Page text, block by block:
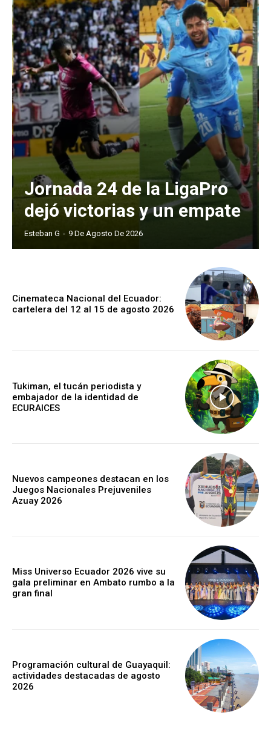
Jornada 24 de la LigaPro
dejó victorias y un empate
Esteban G - 9 De Agosto De 2026
Cinemateca Nacional del Ecuador:
cartelera del 12 al 15 de agosto 2026
Tukiman, el tucán periodista y
embajador de la identidad de
ECURAICES
Nuevos campeones destacan en los
Juegos Nacionales Prejuveniles
Azuay 2026
Miss Universo Ecuador 2026 vive su
gala preliminar en Ambato rumbo a la
gran final
Programación cultural de Guayaquil:
actividades destacadas de agosto
2026